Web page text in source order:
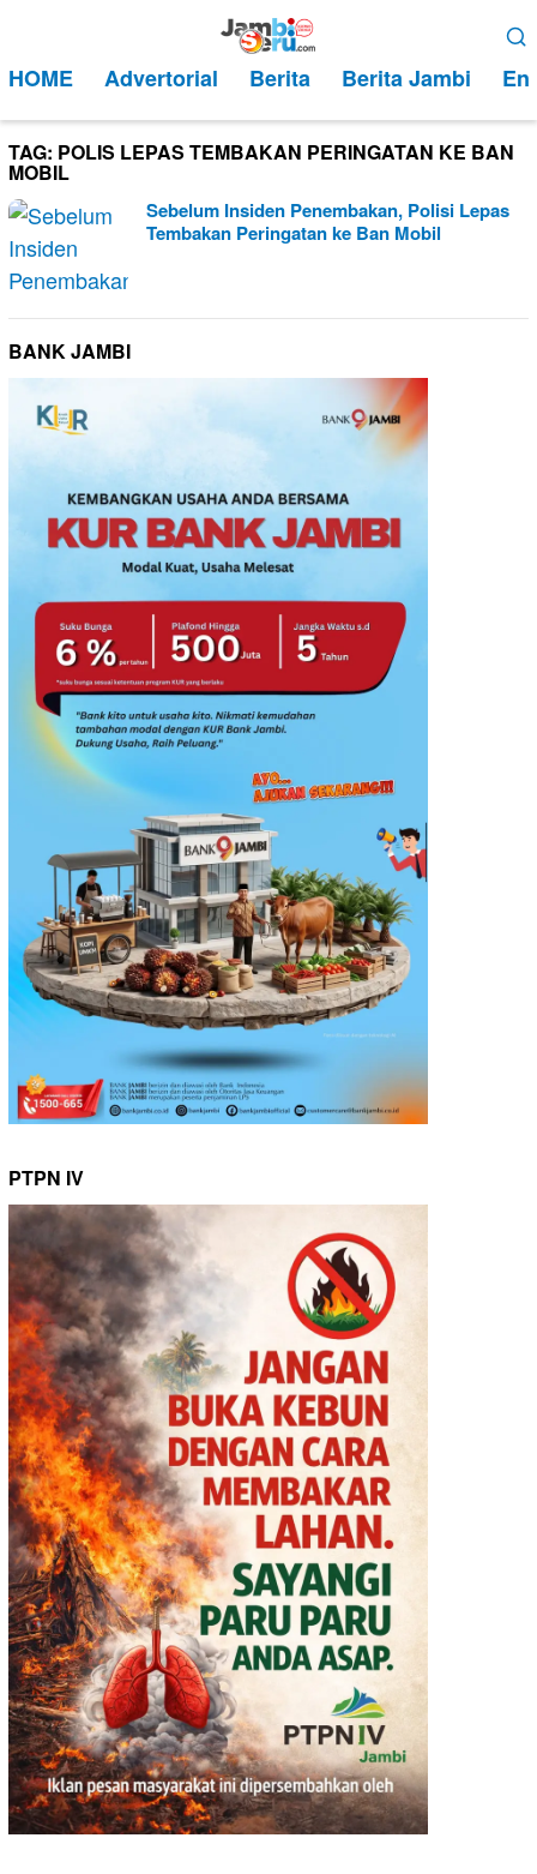
kontenMobile
HOME Advertorial Berita Berita Jambi
TAG: POLIS LEPAS TEMBAKAN PERINGATAN KE BAN
MOBIL
Sebelum Insiden Penembakan, Polisi Lepas
Tembakan Peringatan ke Ban Mobil
BANK JAMBI
PTPN IV